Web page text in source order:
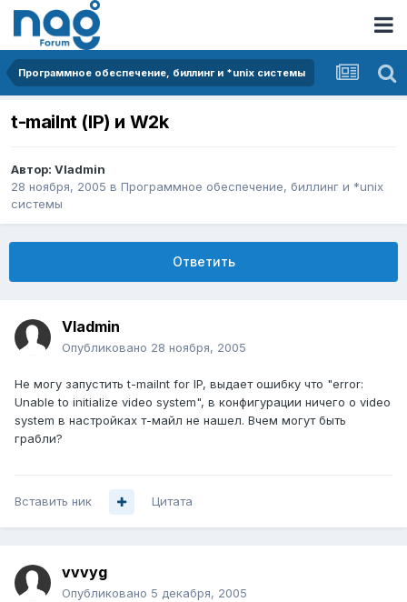
Программное обеспечение, биллинг и *unix системы
t-mailnt (IP) и W2k
Автор: Vladmin
28 ноября, 2005 в Программное обеспечение, биллинг и *unix
системы
Ответить
Vladmin
Опубликовано 28 ноября, 2005
Не могу запустить t-mailnt for IP, выдает ошибку что "error:
Unable to initialize video system", в конфигурации ничего о video
system в настройках т-майл не нашел. Вчем могут быть
грабли?
Вставить ник Цитата
vvvyg
Опубликовано 5 декабря, 2005